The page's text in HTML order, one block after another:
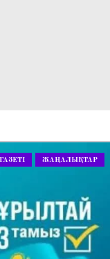
ЖАҢАЛЫҚТАР